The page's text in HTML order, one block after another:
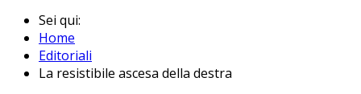
Sei qui:
Home
Editoriali
La resistibile ascesa della destra